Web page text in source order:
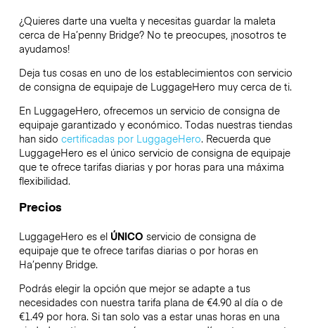
¿Quieres darte una vuelta y necesitas guardar la maleta
cerca de Ha’penny Bridge? No te preocupes, ¡nosotros te
ayudamos!
Deja tus cosas en uno de los establecimientos con servicio
de consigna de equipaje de LuggageHero muy cerca de ti.
En LuggageHero, ofrecemos un servicio de consigna de
equipaje garantizado y económico. Todas nuestras tiendas
han sido certificadas por LuggageHero. Recuerda que
LuggageHero es el único servicio de consigna de equipaje
que te ofrece tarifas diarias y por horas para una máxima
flexibilidad.
Precios
LuggageHero es el ÚNICO servicio de consigna de
equipaje que te ofrece tarifas diarias o por horas en
Ha’penny Bridge.
Podrás elegir la opción que mejor se adapte a tus
necesidades con nuestra tarifa plana de €4.90 al día o de
€1.49 por hora. Si tan solo vas a estar unas horas en una